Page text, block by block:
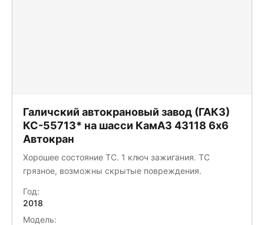
Галичский автокрановый завод (ГАКЗ)
КС-55713* на шасси КамАЗ 43118 6x6
Автокран
Хорошее состояние ТС. 1 ключ зажигания. ТС
грязное, возможны скрытые повреждения.
Год:
2018
Модель: